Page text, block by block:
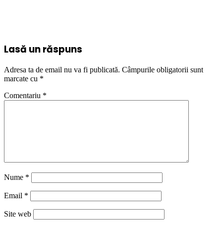
Lasă un răspuns
Adresa ta de email nu va fi publicată. Câmpurile obligatorii sunt
marcate cu *
Comentariu *
Nume *
Email *
Site web